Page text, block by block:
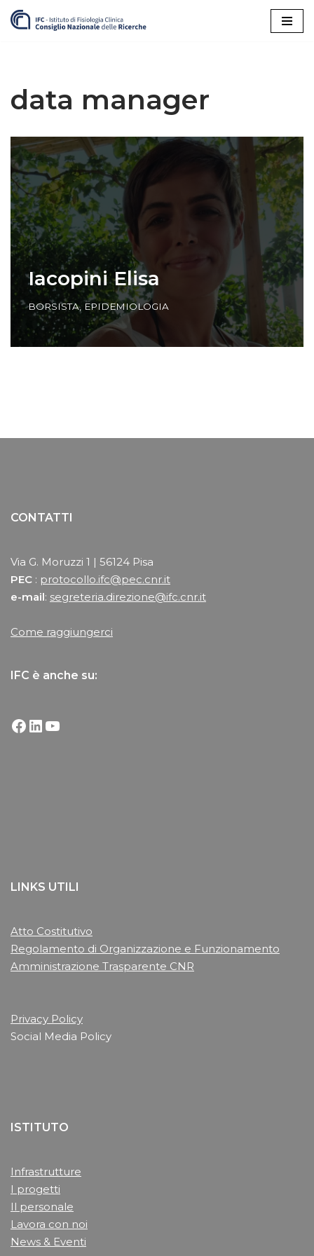
data manager
Iacopini Elisa
BORSISTA, EPIDEMIOLOGIA
CONTATTI
Via G. Moruzzi 1 | 56124 Pisa
PEC : protocollo.ifc@pec.cnr.it
e-mail: segreteria.direzione@ifc.cnr.it
Come raggiungerci
IFC è anche su:
LINKS UTILI
Atto Costitutivo
Regolamento di Organizzazione e Funzionamento
Amministrazione Trasparente CNR
Privacy Policy
Social Media Policy
ISTITUTO
Infrastrutture
I progetti
Il personale
Lavora con noi
News & Eventi